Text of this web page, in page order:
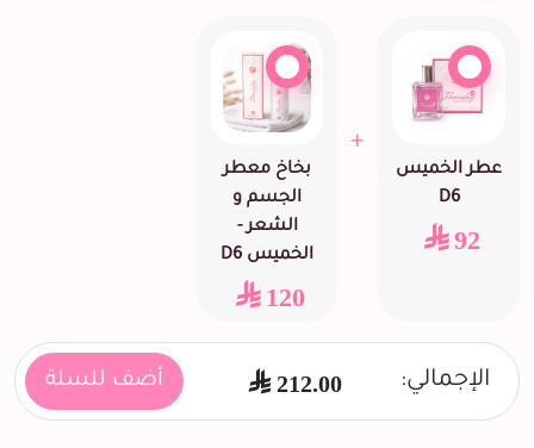
عطر الخميس
D6
92
+
بخاخ معطر
الجسم و
الشعر -
الخميس D6
120
الإجمالي: 212.00 أضف للسلة